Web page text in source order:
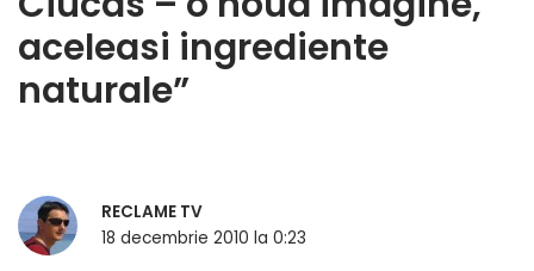
aceleasi ingrediente
naturale”
RECLAME TV
18 decembrie 2010 la 0:23